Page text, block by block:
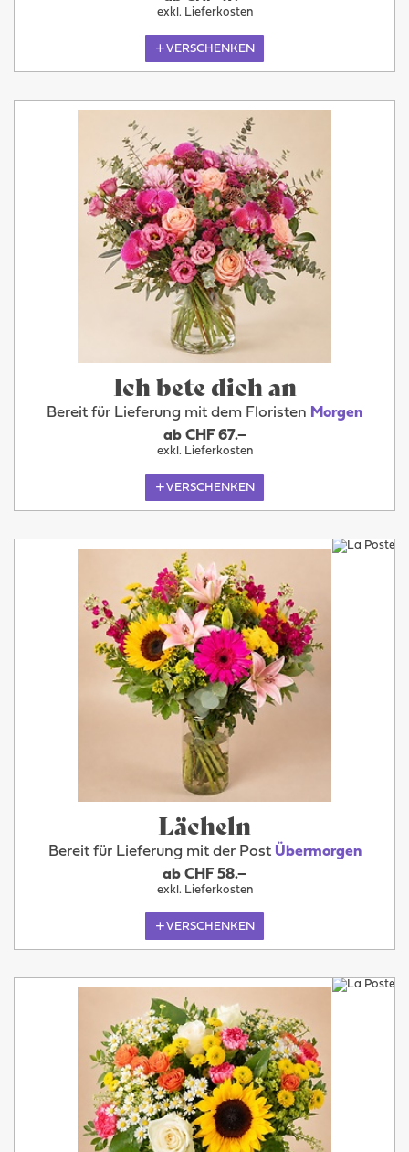
exkl. Lieferkosten
VERSCHENKEN
Ich bete dich an
Bereit für Lieferung mit dem Floristen Morgen
ab CHF 67.–
exkl. Lieferkosten
VERSCHENKEN
Lächeln
Bereit für Lieferung mit der Post Übermorgen
ab CHF 58.–
exkl. Lieferkosten
VERSCHENKEN